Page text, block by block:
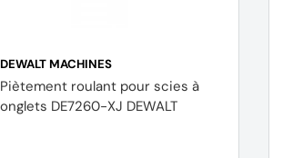
DEWALT MACHINES
Piètement roulant pour scies à
onglets DE7260-XJ DEWALT